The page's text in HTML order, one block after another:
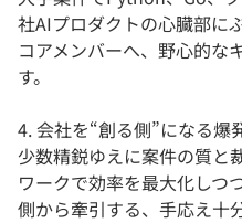
社AIプロダクトの心臓部に
コアメンバーへ、野心的な
す。
4. 会社を“創る側”になる爆
少数精鋭ゆえに案件の質と
ワークで効率を最大化しつ
側から牽引する、手応え十